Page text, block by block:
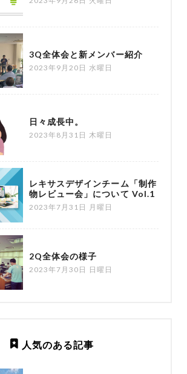
3Q全体会と新メンバー紹介
2023年9月20日 水曜日
日々成長中。
2023年8月31日 木曜日
レキサスデザインチーム「制作
物レビュー会」について Vol.1
2023年7月31日 月曜日
2Q全体会の様子
2023年7月30日 日曜日
人気のある記事